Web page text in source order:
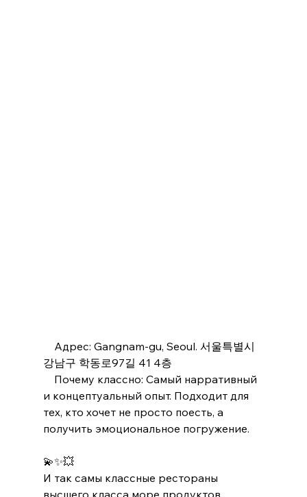
Адрес: Gangnam-gu, Seoul. 서울특별시
강남구 학동로97길 41 4층
Почему классно: Самый нарративный
и концептуальный опыт. Подходит для
тех, кто хочет не просто поесть, а
получить эмоциональное погружение.
💫✨💥
И так самы классные рестораны
высшего класса море продуктов